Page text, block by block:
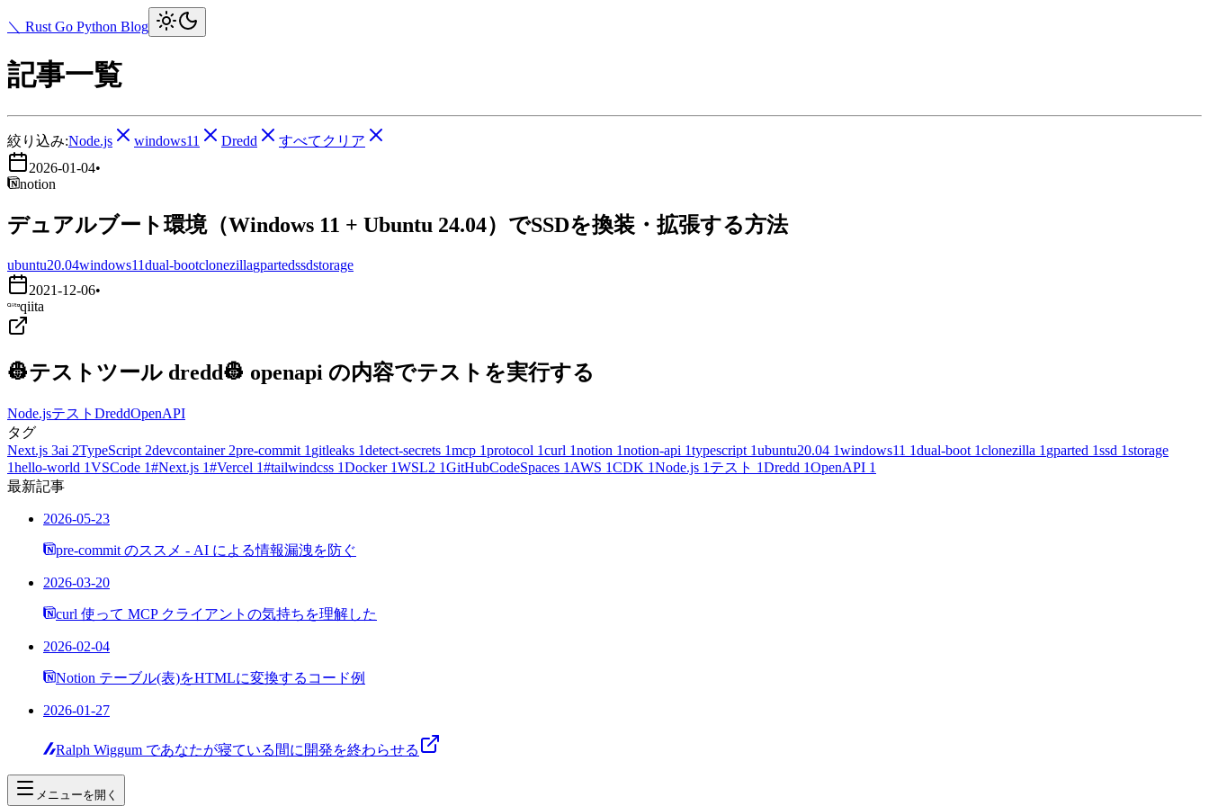
＼ Rust Go Python Blog
記事一覧
絞り込み:Node.js windows11 Dredd
すべてクリア
2026-01-04•
notion
デュアルブート環境（Windows 11 + Ubuntu 24.04）でSSDを換装・拡張する方法
ubuntu20.04windows11dual-bootclonezillagpartedssdstorage
2021-12-06•
qiita
👷テストツール dredd👷 openapi の内容でテストを実行する
Node.jsテスト DreddOpenAPI
タグ
Next.js 3ai 2TypeScript 2devcontainer 2pre-commit 1 gitleaks 1detect-secrets 1mcp 1protocol 1curl 1notion 1notion-api 1typescript 1ubuntu20.04 1windows11 1dual-boot 1clonezilla 1 gparted 1ssd 1storage
1hello-world 1VSCode 1#Next.js 1#Vercel 1#tailwindcss 1Docker 1WSL2 1GitHubCodeSpaces 1 AWS 1CDK 1Node.js 1 テスト 1Dredd 1OpenAPI 1
最新記事
2026-05-23
pre-commit のススメ - AI による情報漏洩を防ぐ
2026-03-20
curl 使って MCP クライアントの気持ちを理解した
2026-02-04
Notion テーブル(表)をHTMLに変換するコード例
2026-01-27
Ralph Wiggum であなたが寝ている間に開発を終わらせる
メニューを開く